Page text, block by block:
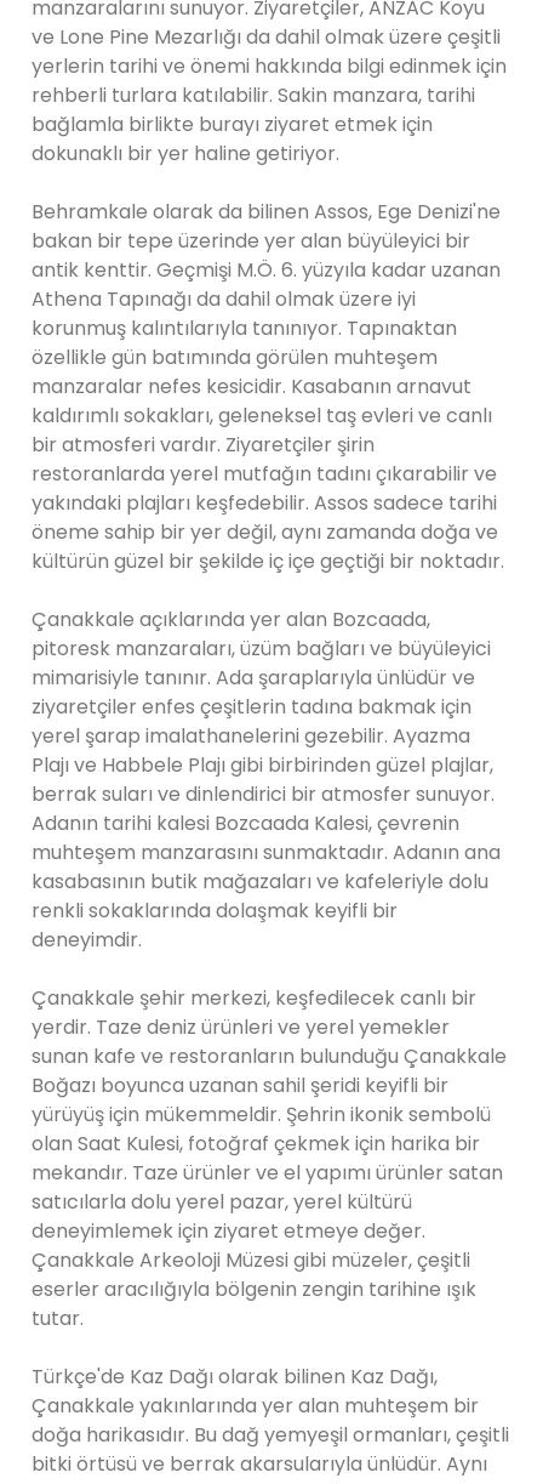
manzaralarını sunuyor. Ziyaretçiler, ANZAC Koyu
ve Lone Pine Mezarlığı da dahil olmak üzere çeşitli
yerlerin tarihi ve önemi hakkında bilgi edinmek için
rehberli turlara katılabilir. Sakin manzara, tarihi
bağlamla birlikte burayı ziyaret etmek için
dokunaklı bir yer haline getiriyor.
Behramkale olarak da bilinen Assos, Ege Denizi'ne
bakan bir tepe üzerinde yer alan büyüleyici bir
antik kenttir. Geçmişi M.Ö. 6. yüzyıla kadar uzanan
Athena Tapınağı da dahil olmak üzere iyi
korunmuş kalıntılarıyla tanınıyor. Tapınaktan
özellikle gün batımında görülen muhteşem
manzaralar nefes kesicidir. Kasabanın arnavut
kaldırımlı sokakları, geleneksel taş evleri ve canlı
bir atmosferi vardır. Ziyaretçiler şirin
restoranlarda yerel mutfağın tadını çıkarabilir ve
yakındaki plajları keşfedebilir. Assos sadece tarihi
öneme sahip bir yer değil, aynı zamanda doğa ve
kültürün güzel bir şekilde iç içe geçtiği bir noktadır.
Çanakkale açıklarında yer alan Bozcaada,
pitoresk manzaraları, üzüm bağları ve büyüleyici
mimarisiyle tanınır. Ada şaraplarıyla ünlüdür ve
ziyaretçiler enfes çeşitlerin tadına bakmak için
yerel şarap imalathanelerini gezebilir. Ayazma
Plajı ve Habbele Plajı gibi birbirinden güzel plajlar,
berrak suları ve dinlendirici bir atmosfer sunuyor.
Adanın tarihi kalesi Bozcaada Kalesi, çevrenin
muhteşem manzarasını sunmaktadır. Adanın ana
kasabasının butik mağazaları ve kafeleriyle dolu
renkli sokaklarında dolaşmak keyifli bir
deneyimdir.
Çanakkale şehir merkezi, keşfedilecek canlı bir
yerdir. Taze deniz ürünleri ve yerel yemekler
sunan kafe ve restoranların bulunduğu Çanakkale
Boğazı boyunca uzanan sahil şeridi keyifli bir
yürüyüş için mükemmeldir. Şehrin ikonik sembolü
olan Saat Kulesi, fotoğraf çekmek için harika bir
mekandır. Taze ürünler ve el yapımı ürünler satan
satıcılarla dolu yerel pazar, yerel kültürü
deneyimlemek için ziyaret etmeye değer.
Çanakkale Arkeoloji Müzesi gibi müzeler, çeşitli
eserler aracılığıyla bölgenin zengin tarihine ışık
tutar.
Türkçe'de Kaz Dağı olarak bilinen Kaz Dağı,
Çanakkale yakınlarında yer alan muhteşem bir
doğa harikasıdır. Bu dağ yemyeşil ormanları, çeşitli
bitki örtüsü ve berrak akarsularıyla ünlüdür. Aynı